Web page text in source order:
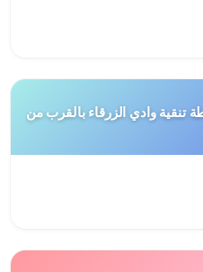
تنقية وادي الزرقاء بالقرب من